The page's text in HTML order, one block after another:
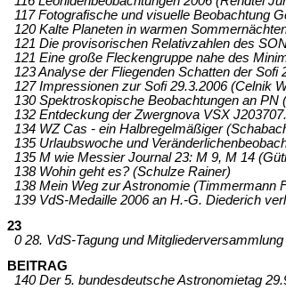
117 Fotografische und visuelle Beobachtung
120 Kalte Planeten in warmen
121 Die provisorischen Relativzahlen des
121 Eine große Fleckengruppe nahe des
123 Analyse der Fliegenden Schatten der Sofi
127 Impressionen zur Sofi 29.3.2006 (Celnik
130 Spektroskopische Beobachtungen an PN
132 Entdeckung der Zwergnova VSX
134 WZ Cas - ein Halbregelmäßiger
135 Urlaubswoche und
135 M wie Messier Journal 23: M 9, M 14
138 Wohin geht es? (Schulze Rainer)
138 Mein Weg zur Astronomie (Timmermann
139 VdS-Medaille 2006 an H.-G. Diederich
23
0 28. VdS-Tagung und
BEITRAG
140 Der 5. bundesdeutsche Astronomietag